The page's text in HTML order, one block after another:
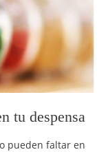
tu despensa
pueden faltar en